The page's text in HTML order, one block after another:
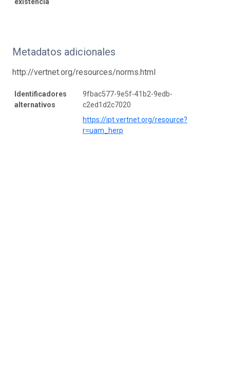
Metadatos adicionales
http://vertnet.org/resources/norms.html
Identificadores
alternativos
9fbac577-9e5f-41b2-9edb-
c2ed1d2c7020
https://ipt.vertnet.org/resource?
r=uam_herp